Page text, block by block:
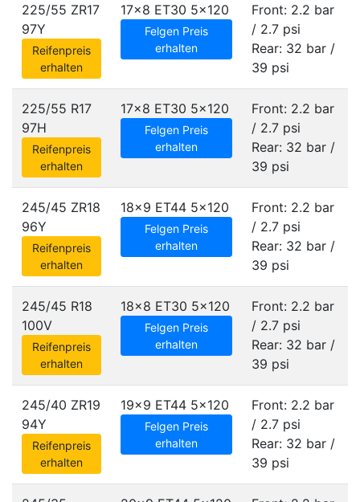
225/55 ZR17
97Y
Reifenpreis
erhalten
17x8 ET30 5x120
Felgen Preis
erhalten
Front: 2.2 bar
/ 2.7 psi
Rear: 32 bar /
39 psi
225/55 R17
97H
Reifenpreis
erhalten
17x8 ET30 5x120
Felgen Preis
erhalten
Front: 2.2 bar
/ 2.7 psi
Rear: 32 bar /
39 psi
245/45 ZR18
96Y
Reifenpreis
erhalten
18x9 ET44 5x120
Felgen Preis
erhalten
Front: 2.2 bar
/ 2.7 psi
Rear: 32 bar /
39 psi
245/45 R18
100V
Reifenpreis
erhalten
18x8 ET30 5x120
Felgen Preis
erhalten
Front: 2.2 bar
/ 2.7 psi
Rear: 32 bar /
39 psi
245/40 ZR19
94Y
Reifenpreis
erhalten
19x9 ET44 5x120
Felgen Preis
erhalten
Front: 2.2 bar
/ 2.7 psi
Rear: 32 bar /
39 psi